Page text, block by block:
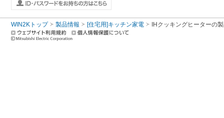
WIN2Kトップ 製品情報 [住宅用]キッチン家電 IHクッキングヒーターの